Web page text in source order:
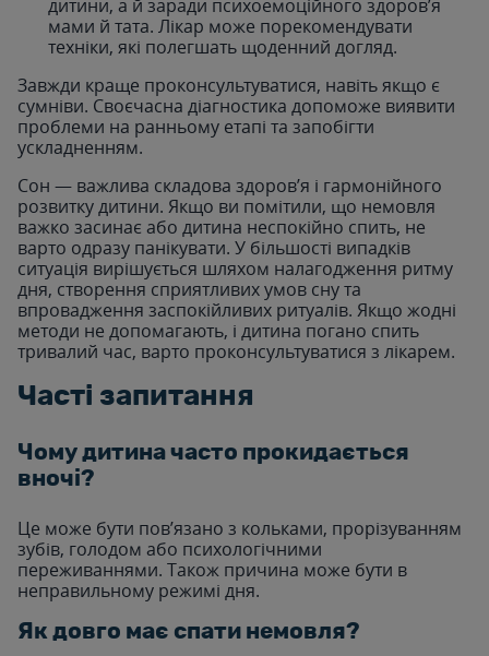
дитини, а й заради психоемоційного здоров’я
мами й тата. Лікар може порекомендувати
техніки, які полегшать щоденний догляд.
Завжди краще проконсультуватися, навіть якщо є
сумніви. Своєчасна діагностика допоможе виявити
проблеми на ранньому етапі та запобігти
ускладненням.
Сон — важлива складова здоров’я і гармонійного
розвитку дитини. Якщо ви помітили, що немовля
важко засинає або дитина неспокійно спить, не
варто одразу панікувати. У більшості випадків
ситуація вирішується шляхом налагодження ритму
дня, створення сприятливих умов сну та
впровадження заспокійливих ритуалів. Якщо жодні
методи не допомагають, і дитина погано спить
тривалий час, варто проконсультуватися з лікарем.
Часті запитання
Чому дитина часто прокидається
вночі?
Це може бути пов’язано з кольками, прорізуванням
зубів, голодом або психологічними
переживаннями. Також причина може бути в
неправильному режимі дня.
Як довго має спати немовля?